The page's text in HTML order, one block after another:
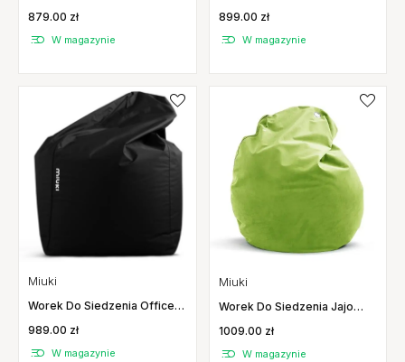
879.00 zł
W magazynie
899.00 zł
W magazynie
Miuki
Worek Do Siedzenia Office
989.00 zł
W magazynie
Miuki
Worek Do Siedzenia Jajo
1009.00 zł
W magazynie